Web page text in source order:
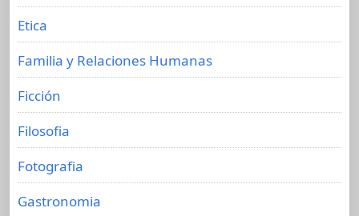
Etica
Familia y Relaciones Humanas
Ficción
Filosofia
Fotografia
Gastronomia